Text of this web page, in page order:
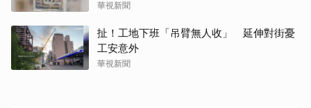
華視新聞
扯！工地下班「吊臂無人收」 延伸對街憂
工安意外
華視新聞